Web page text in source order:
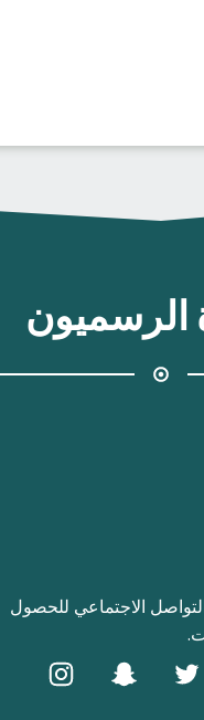
الرسميون
الاجتماعي للحصول